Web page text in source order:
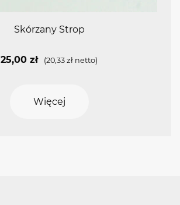
Skórzany Strop
25,00 zł (20,33 zł netto)
Więcej